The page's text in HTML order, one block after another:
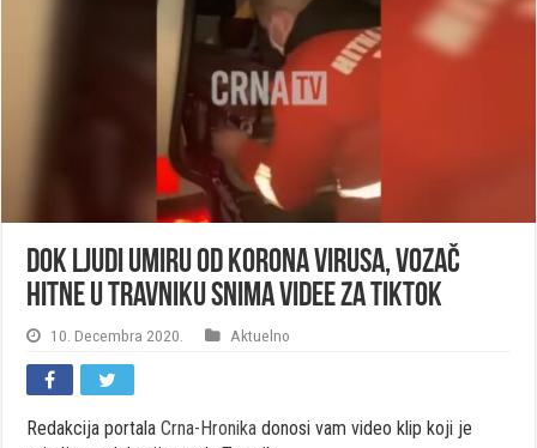
Dok ljudi umiru od korona virusa, vozač
hitne u Travniku snima videe za TikTok
10. Decembra 2020. Aktuelno
Redakcija portalaCrna-Hronika donosi vam video klip koji je